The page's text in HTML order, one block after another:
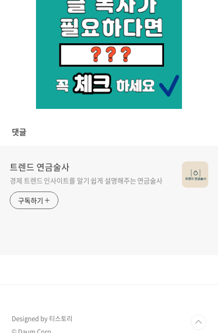
댓글
트렌드 연금술사
경제 트렌드 인사이트를 알기 쉽게 설명해주는 연금술사
구독하기
Designed by 티스토리
© Daum Corp.